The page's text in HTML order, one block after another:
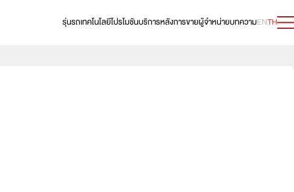
รุ่นรถเทคโนโลยีโปรโมชันบริการหลังการขายผู้จำหน่ายบทความENTH